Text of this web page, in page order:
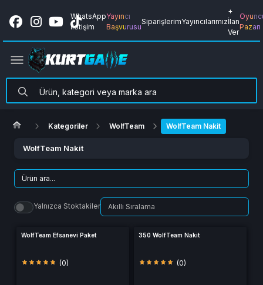
WhatsApp
İletişim
Yayıncı
Başvurusu
SiparişlerimYayıncılarımız
+
İlan
Ver
Pazarı
Kategoriler WolfTeam WolfTeam Nakit
WolfTeam Nakit
Yalnızca Stoktakiler
WolfTeam Efsanevi Paket
(0)
350 WolfTeam Nakit
(0)